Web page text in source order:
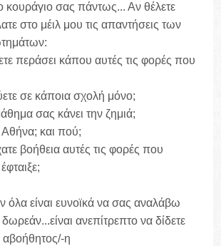
κουράγιο σας πάντως... Αν θέλετε
στο μέιλ μου τις απαντήσεις των
περάσει κάπου αυτές τις φορές που
σε κάποια σχολή μόνο;
σας κάνει την ζημιά;
Αθήνα; και πού;
βοήθεια αυτές τις φορές που
όλα είναι ευνοϊκά να σας αναλάβω
ανεπίτρεπτο να δίδετε
αβοήθητος/-η